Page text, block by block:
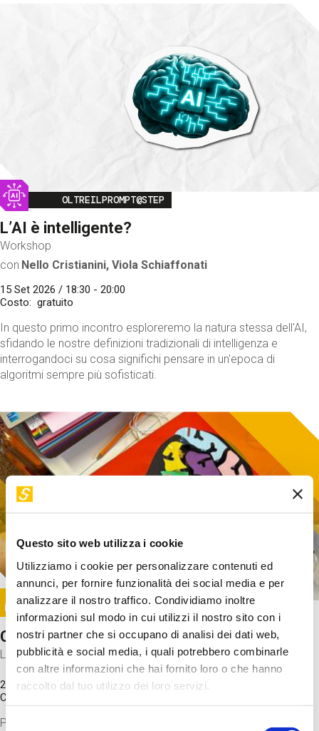
Questo sito web utilizza i cookie
Utilizziamo i cookie per personalizzare contenuti ed
annunci, per fornire funzionalità dei social media e per
analizzare il nostro traffico. Condividiamo inoltre
informazioni sul modo in cui utilizzi il nostro sito con i
nostri partner che si occupano di analisi dei dati web,
pubblicità e social media, i quali potrebbero combinarle
con altre informazioni che hai fornito loro o che hanno
raccolto dal tuo utilizzo dei loro servizi.
Selezione
Image
OLTREILPROMPT@STEP
L’AI è intelligente?
Workshop
con Nello Cristianini, Viola Schiaffonati
15 Set 2026 / 18:30 - 20:00
Costo
gratuito
In questo primo incontro esploreremo la natura stessa dell'AI,
sfidando le nostre definizioni tradizionali di intelligenza e
interrogandoci su cosa significhi pensare in un'epoca di
algoritmi sempre più sofisticati.
Image
SUNDAY@STEP
Come funziona il cervello?
Laboratorio
20 Set 2026 / 11:15 - 13:00
Costo
Proveremo a costruire un cervello in cartoncino cercando di